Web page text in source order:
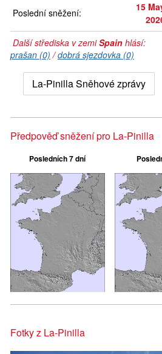
Poslední sněžení:
15
Další střediska v zemiSpain hlásí:
prašan (0) /dobrá sjezdovka (0)
La-Pinilla Sněhové zprávy
Předpověď sněžení pro La-Pinilla
Posledních 7 dní
Fotky z La-Pinilla